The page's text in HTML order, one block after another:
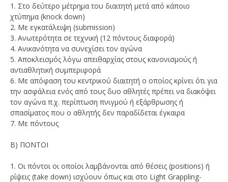
1. Στο δεύτερο μέτρημα του διαιτητή μετά από κάποιο
χτύπημα (knock down)
2. Με εγκατάλειψη (submission)
3. Ανωτερότητα σε τεχνική (12 πόντους διαφορά)
4. Ανικανότητα να συνεχίσει τον αγώνα
5. Αποκλεισμός λόγω απειθαρχίας στους κανονισμούς ή
αντιαθλητική συμπεριφορά
6. Με απόφαση του κεντρικού διαιτητή ο οποίος κρίνει ότι για
την ασφάλεια ενός από τους δυο αθλητές πρέπει να διακόψει
τον αγώνα π.χ. περίπτωση πνιγμού ή εξάρθρωσης ή
σπασίματος που ο αθλητής δεν παραδίδεται έγκαιρα
7. Με πόντους
Β) ΠΟΝΤΟΙ
1. Οι πόντοι οι οποίοι λαμβάνονται από θέσεις (positions) ή
ρίψεις (take down) ισχύουν όπως και στο Light Grappling-